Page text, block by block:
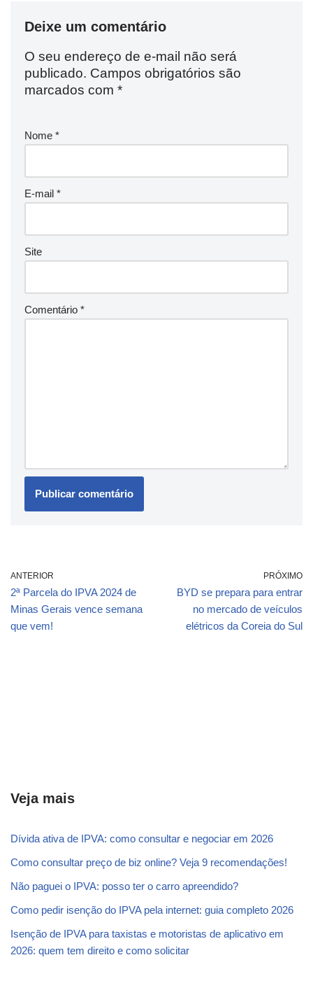
Deixe um comentário
O seu endereço de e-mail não será
publicado. Campos obrigatórios são
marcados com *
Nome *
E-mail *
Site
Comentário *
ANTERIOR
2ª Parcela do IPVA 2024 de
Minas Gerais vence semana
que vem!
PRÓXIMO
BYD se prepara para entrar
no mercado de veículos
elétricos da Coreia do Sul
Veja mais
Dívida ativa de IPVA: como consultar e negociar em 2026
Como consultar preço de biz online? Veja 9 recomendações!
Não paguei o IPVA: posso ter o carro apreendido?
Como pedir isenção do IPVA pela internet: guia completo 2026
Isenção de IPVA para taxistas e motoristas de aplicativo em
2026: quem tem direito e como solicitar